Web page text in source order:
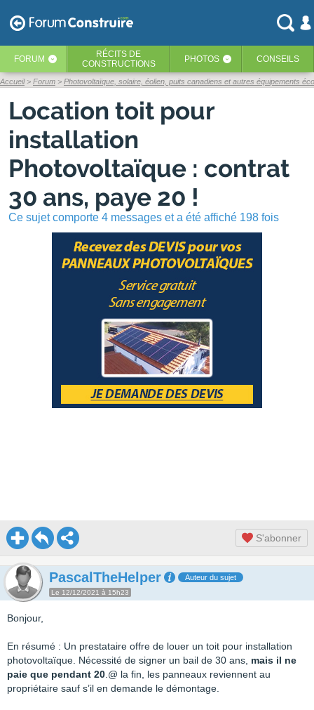
FORUM ‹ RÉCITS DE
CONSTRUCTIONS
PHOTOS ‹ CONSEILS
Accueil Forum Photovoltaïque, solaire, éolien, puits canadiens et autres équipements
Location toit pour
installation
Photovoltaïque : contrat
30 ans, paye 20 !
Ce sujet comporte 4 messages et a été affiché 198 fois
S'abonner
PascalTheHelper Auteur du sujet
Le 12/12/2021 à 15h23
Bonjour,
En résumé : Un prestataire offre de louer un toit pour installation
photovoltaïque. Nécessité de signer un bail de 30 ans, mais il ne
paie que pendant 20 .@ la fin, les panneaux reviennent au
propriétaire sauf s’il en demande le démontage.